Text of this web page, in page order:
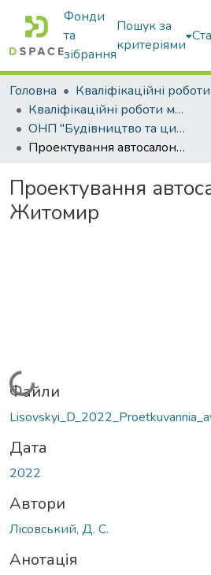
Фонди
та
зібрання
Пошук за
критеріями
Головна
Кваліфікаційні роботи
Кваліфікаційні роботи магістрів
ОНП "Будівництво та цивільна інженерія"
Проектування автосалону в м. Житомир
Проектування
Житомир
Вантажиться...
Файли
Дата
2022
Автори
Лісовський, Д. С.
Анотація